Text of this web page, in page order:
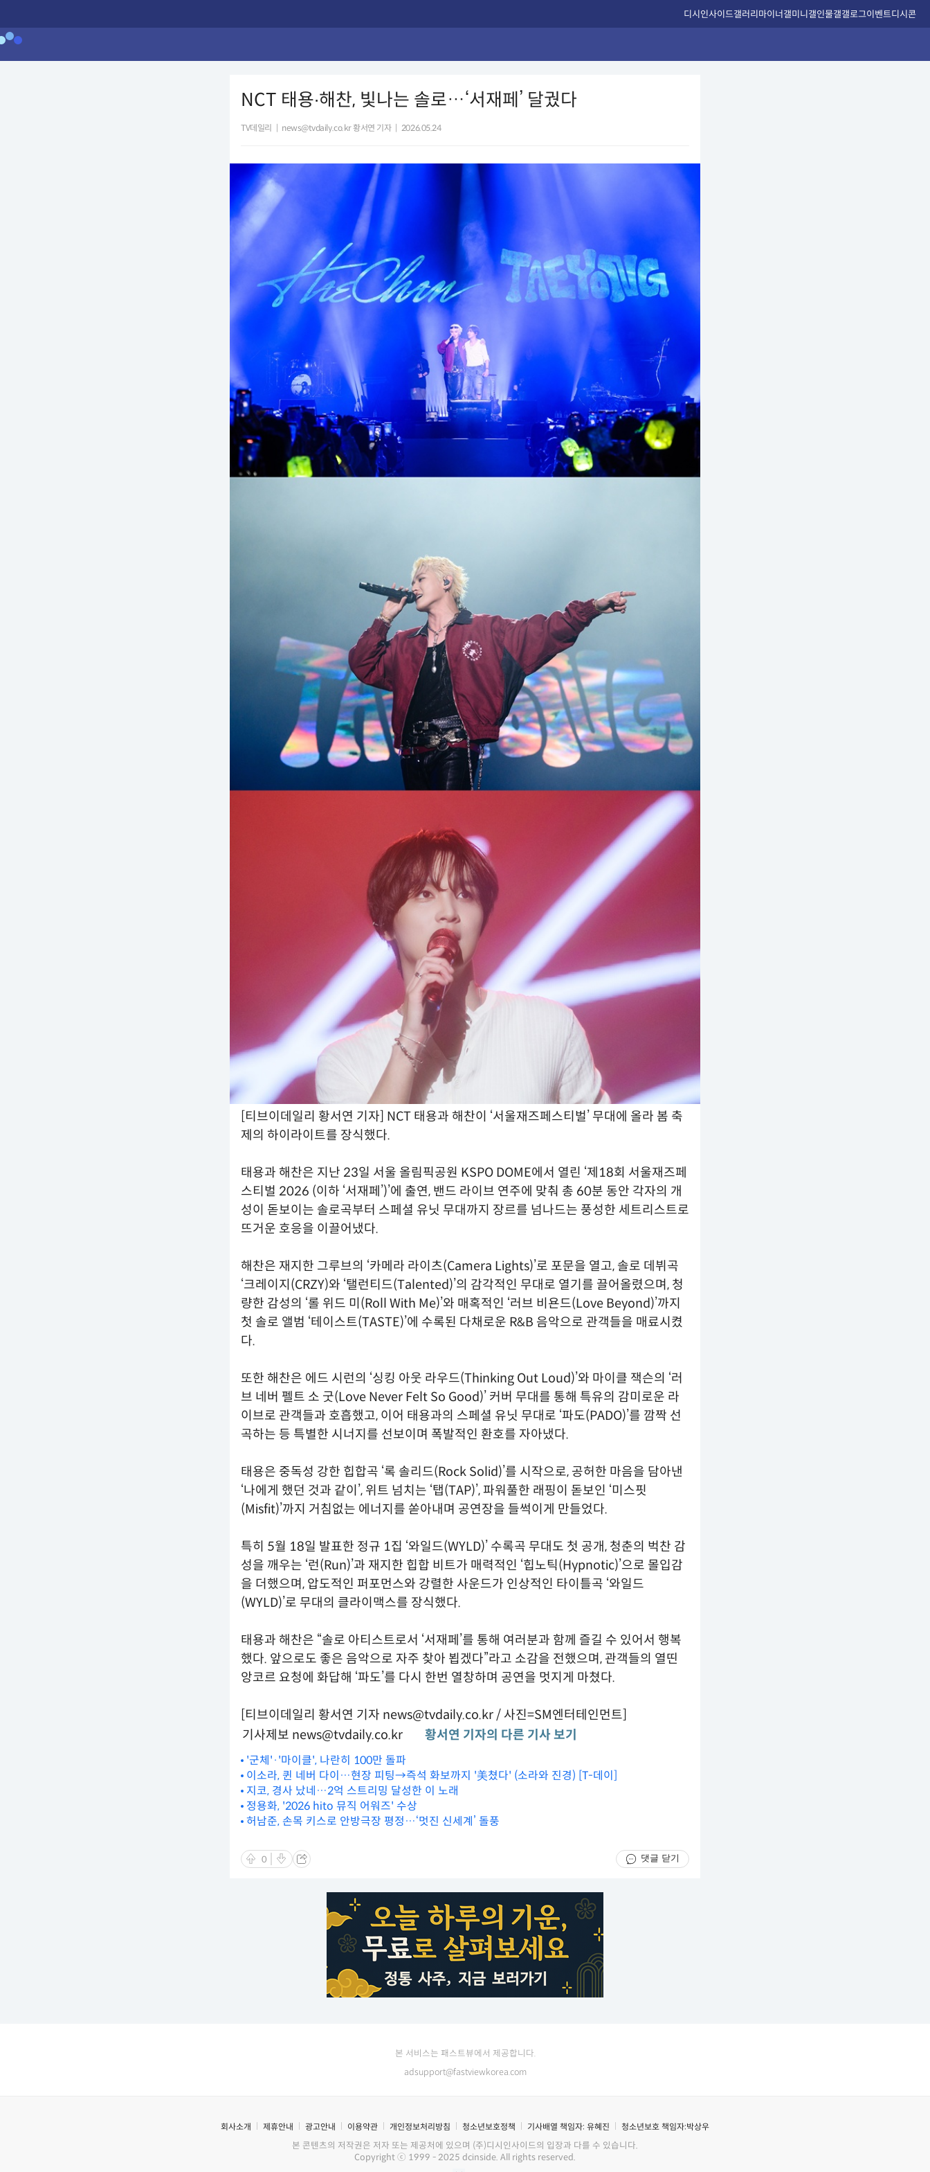
디시인사이드갤러리마이너갤미니갤인물갤갤로그이벤트디시콘
NCT 태용∙해찬, 빛나는 솔로…‘서재페’ 달궜다
TV데일리 news@tvdaily.co.kr 황서연 기자 2026.05.24
[티브이데일리 황서연 기자] NCT 태용과 해찬이 ‘서울재즈페스티벌’ 무대에 올라 봄 축
제의 하이라이트를 장식했다.
태용과 해찬은 지난 23일 서울 올림픽공원 KSPO DOME에서 열린 ‘제18회 서울재즈페
스티벌 2026 (이하 ‘서재페’)’에 출연, 밴드 라이브 연주에 맞춰 총 60분 동안 각자의 개
성이 돋보이는 솔로곡부터 스페셜 유닛 무대까지 장르를 넘나드는 풍성한 세트리스트로
뜨거운 호응을 이끌어냈다.
해찬은 재지한 그루브의 ‘카메라 라이츠(Camera Lights)’로 포문을 열고, 솔로 데뷔곡
‘크레이지(CRZY)와 ‘탤런티드(Talented)’의 감각적인 무대로 열기를 끌어올렸으며, 청
량한 감성의 ‘롤 위드 미(Roll With Me)’와 매혹적인 ‘러브 비욘드(Love Beyond)’까지
첫 솔로 앨범 ‘테이스트(TASTE)’에 수록된 다채로운 R&B 음악으로 관객들을 매료시켰
다.
또한 해찬은 에드 시런의 ‘싱킹 아웃 라우드(Thinking Out Loud)’와 마이클 잭슨의 ‘러
브 네버 펠트 소 굿(Love Never Felt So Good)’ 커버 무대를 통해 특유의 감미로운 라
이브로 관객들과 호흡했고, 이어 태용과의 스페셜 유닛 무대로 ‘파도(PADO)’를 깜짝 선
곡하는 등 특별한 시너지를 선보이며 폭발적인 환호를 자아냈다.
태용은 중독성 강한 힙합곡 ‘록 솔리드(Rock Solid)’를 시작으로, 공허한 마음을 담아낸
‘나에게 했던 것과 같이’, 위트 넘치는 ‘탭(TAP)’, 파워풀한 래핑이 돋보인 ‘미스핏
(Misfit)’까지 거침없는 에너지를 쏟아내며 공연장을 들썩이게 만들었다.
특히 5월 18일 발표한 정규 1집 ‘와일드(WYLD)’ 수록곡 무대도 첫 공개, 청춘의 벅찬 감
성을 깨우는 ‘런(Run)’과 재지한 힙합 비트가 매력적인 ‘힙노틱(Hypnotic)’으로 몰입감
을 더했으며, 압도적인 퍼포먼스와 강렬한 사운드가 인상적인 타이틀곡 ‘와일드
(WYLD)’로 무대의 클라이맥스를 장식했다.
태용과 해찬은 “솔로 아티스트로서 ‘서재페’를 통해 여러분과 함께 즐길 수 있어서 행복
했다. 앞으로도 좋은 음악으로 자주 찾아 뵙겠다”라고 소감을 전했으며, 관객들의 열띤
앙코르 요청에 화답해 ‘파도’를 다시 한번 열창하며 공연을 멋지게 마쳤다.
[티브이데일리 황서연 기자 news@tvdaily.co.kr / 사진=SM엔터테인먼트]
기사제보 news@tvdaily.co.kr 황서연 기자의 다른 기사 보기
'군체'·'마이클', 나란히 100만 돌파
이소라, 퀸 네버 다이…현장 피팅→즉석 화보까지 '美쳤다' (소라와 진경) [T-데이]
지코, 경사 났네…2억 스트리밍 달성한 이 노래
정용화, '2026 hito 뮤직 어워즈' 수상
허남준, 손목 키스로 안방극장 평정…‘멋진 신세계’ 돌풍
0 댓글 닫기
본 서비스는 패스트뷰에서 제공합니다.
adsupport@fastviewkorea.com
회사소개 제휴안내 광고안내 이용약관 개인정보처리방침 청소년보호정책 기사배열 책임자: 유혜진 청소년보호 책임자:박상우
본 콘텐츠의 저작권은 저자 또는 제공처에 있으며 (주)디시인사이드의 입장과 다를 수 있습니다.
Copyright ⓒ 1999 - 2025 dcinside. All rights reserved.